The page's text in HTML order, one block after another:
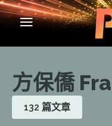
方保僑
132 篇文章